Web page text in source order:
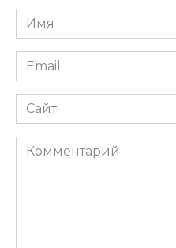
Имя
*
Email
*
Сайт
Комментарий